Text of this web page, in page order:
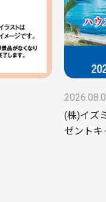
(株)イズ
ゼントキ